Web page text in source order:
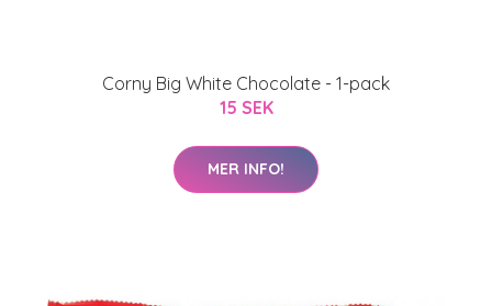
Corny Big White Chocolate - 1-pack
15 SEK
MER INFO!